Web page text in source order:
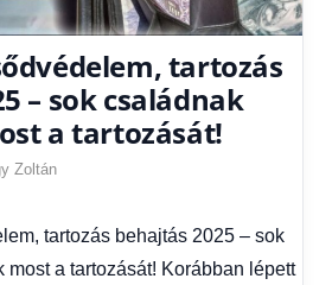
tartozás
– sok családnak
a tartozását!
Zoltán
hírek,
Gazdaság,
tartozás behajtás 2025 – sok
a tartozását! Korábban lépett